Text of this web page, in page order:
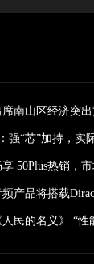
南山区经济突
强“芯”加持，实
50Plus热销，
产品将搭载